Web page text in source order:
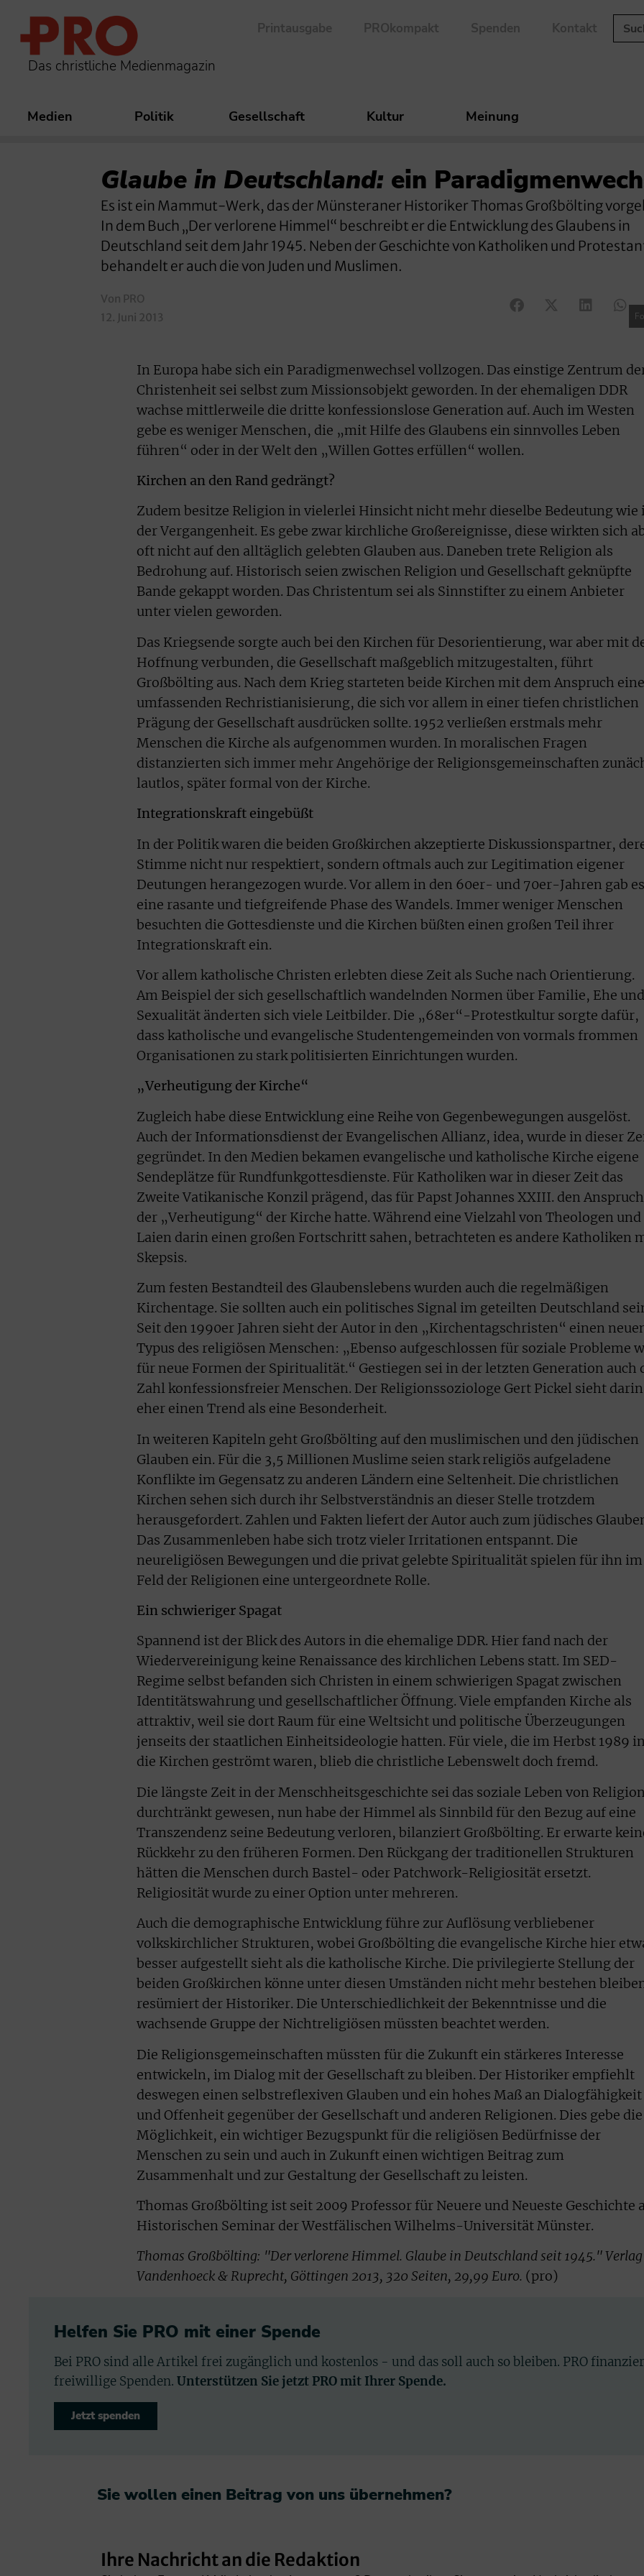
Das christliche Medienmagazin
Printausgabe PROkompakt Spenden Kontakt
Medien Politik Gesellschaft Kultur Meinung
Glaube in Deutschland: ein
Es ist ein Mammut-Werk, das der Münsteraner Historiker Thomas Großbölting
In dem Buch „Der verlorene Himmel“ beschreibt er die Entwicklung des Glaubens in
Deutschland seit dem Jahr 1945. Neben der Geschichte von Katholiken und
behandelt er auch die von Juden und Muslimen.
Von PRO
12. Juni 2013
In Europa habe sich ein Paradigmenwechsel vollzogen. Das einstige Zentrum
Christenheit sei selbst zum Missionsobjekt geworden. In der ehemaligen DDR
wachse mittlerweile die dritte konfessionslose Generation auf. Auch im Westen
gebe es weniger Menschen, die „mit Hilfe des Glaubens ein sinnvolles Leben
führen“ oder in der Welt den „Willen Gottes erfüllen“ wollen.
Kirchen an den Rand gedrängt?
Zudem besitze Religion in vielerlei Hinsicht nicht mehr dieselbe Bedeutung wie
der Vergangenheit. Es gebe zwar kirchliche Großereignisse, diese wirkten sich
oft nicht auf den alltäglich gelebten Glauben aus. Daneben trete Religion als
Bedrohung auf. Historisch seien zwischen Religion und Gesellschaft geknüpfte
Bande gekappt worden. Das Christentum sei als Sinnstifter zu einem Anbieter
unter vielen geworden.
Das Kriegsende sorgte auch bei den Kirchen für Desorientierung, war aber mit
Hoffnung verbunden, die Gesellschaft maßgeblich mitzugestalten, führt
Großbölting aus. Nach dem Krieg starteten beide Kirchen mit dem Anspruch
umfassenden Rechristianisierung, die sich vor allem in einer tiefen christlichen
Prägung der Gesellschaft ausdrücken sollte. 1952 verließen erstmals mehr
Menschen die Kirche als aufgenommen wurden. In moralischen Fragen
distanzierten sich immer mehr Angehörige der Religionsgemeinschaften
lautlos, später formal von der Kirche.
Integrationskraft eingebüßt
In der Politik waren die beiden Großkirchen akzeptierte Diskussionspartner,
Stimme nicht nur respektiert, sondern oftmals auch zur Legitimation eigener
Deutungen herangezogen wurde. Vor allem in den 60er- und 70er-Jahren gab es
eine rasante und tiefgreifende Phase des Wandels. Immer weniger Menschen
besuchten die Gottesdienste und die Kirchen büßten einen großen Teil ihrer
Integrationskraft ein.
Vor allem katholische Christen erlebten diese Zeit als Suche nach Orientierung.
Am Beispiel der sich gesellschaftlich wandelnden Normen über Familie, Ehe und
Sexualität änderten sich viele Leitbilder. Die „68er“-Protestkultur sorgte dafür,
dass katholische und evangelische Studentengemeinden von vormals frommen
Organisationen zu stark politisierten Einrichtungen wurden.
„Verheutigung der Kirche“
Zugleich habe diese Entwicklung eine Reihe von Gegenbewegungen ausgelöst.
Auch der Informationsdienst der Evangelischen Allianz, idea, wurde in dieser
gegründet. In den Medien bekamen evangelische und katholische Kirche eigene
Sendeplätze für Rundfunkgottesdienste. Für Katholiken war in dieser Zeit das
Zweite Vatikanische Konzil prägend, das für Papst Johannes XXIII. den Anspruch
der „Verheutigung“ der Kirche hatte. Während eine Vielzahl von Theologen und
Laien darin einen großen Fortschritt sahen, betrachteten es andere Katholiken
Skepsis.
Zum festen Bestandteil des Glaubenslebens wurden auch die regelmäßigen
Kirchentage. Sie sollten auch ein politisches Signal im geteilten Deutschland
Seit den 1990er Jahren sieht der Autor in den „Kirchentagschristen“ einen
Typus des religiösen Menschen: „Ebenso aufgeschlossen für soziale Probleme
für neue Formen der Spiritualität.“ Gestiegen sei in der letzten Generation auch
Zahl konfessionsfreier Menschen. Der Religionssoziologe Gert Pickel sieht darin
eher einen Trend als eine Besonderheit.
In weiteren Kapiteln geht Großbölting auf den muslimischen und den jüdischen
Glauben ein. Für die 3,5 Millionen Muslime seien stark religiös aufgeladene
Konflikte im Gegensatz zu anderen Ländern eine Seltenheit. Die christlichen
Kirchen sehen sich durch ihr Selbstverständnis an dieser Stelle trotzdem
herausgefordert. Zahlen und Fakten liefert der Autor auch zum jüdisches
Das Zusammenleben habe sich trotz vieler Irritationen entspannt. Die
neureligiösen Bewegungen und die privat gelebte Spiritualität spielen für ihn im
Feld der Religionen eine untergeordnete Rolle.
Ein schwieriger Spagat
Spannend ist der Blick des Autors in die ehemalige DDR. Hier fand nach der
Wiedervereinigung keine Renaissance des kirchlichen Lebens statt. Im SED-
Regime selbst befanden sich Christen in einem schwierigen Spagat zwischen
Identitätswahrung und gesellschaftlicher Öffnung. Viele empfanden Kirche als
attraktiv, weil sie dort Raum für eine Weltsicht und politische Überzeugungen
jenseits der staatlichen Einheitsideologie hatten. Für viele, die im Herbst 1989 in
die Kirchen geströmt waren, blieb die christliche Lebenswelt doch fremd.
Die längste Zeit in der Menschheitsgeschichte sei das soziale Leben von Religion
durchtränkt gewesen, nun habe der Himmel als Sinnbild für den Bezug auf eine
Transzendenz seine Bedeutung verloren, bilanziert Großbölting. Er erwarte
Rückkehr zu den früheren Formen. Den Rückgang der traditionellen Strukturen
hätten die Menschen durch Bastel- oder Patchwork-Religiosität ersetzt.
Religiosität wurde zu einer Option unter mehreren.
Auch die demographische Entwicklung führe zur Auflösung verbliebener
volkskirchlicher Strukturen, wobei Großbölting die evangelische Kirche hier
besser aufgestellt sieht als die katholische Kirche. Die privilegierte Stellung der
beiden Großkirchen könne unter diesen Umständen nicht mehr bestehen
resümiert der Historiker. Die Unterschiedlichkeit der Bekenntnisse und die
wachsende Gruppe der Nichtreligiösen müssten beachtet werden.
Die Religionsgemeinschaften müssten für die Zukunft ein stärkeres Interesse
entwickeln, im Dialog mit der Gesellschaft zu bleiben. Der Historiker empfiehlt
deswegen einen selbstreflexiven Glauben und ein hohes Maß an Dialogfähigkeit
und Offenheit gegenüber der Gesellschaft und anderen Religionen. Dies gebe die
Möglichkeit, ein wichtiger Bezugspunkt für die religiösen Bedürfnisse der
Menschen zu sein und auch in Zukunft einen wichtigen Beitrag zum
Zusammenhalt und zur Gestaltung der Gesellschaft zu leisten.
Thomas Großbölting ist seit 2009 Professor für Neuere und Neueste Geschichte
Historischen Seminar der Westfälischen Wilhelms-Universität Münster.
Thomas Großbölting: "Der verlorene Himmel. Glaube in Deutschland seit 1945." Verlag
Vandenhoeck & Ruprecht, Göttingen 2013, 320 Seiten, 29,99 Euro. (pro)
Helfen Sie PRO mit einer Spende
Bei PRO sind alle Artikel frei zugänglich und kostenlos - und das soll auch so bleiben. PRO
freiwillige Spenden. Unterstützen Sie jetzt PRO mit Ihrer Spende.
Jetzt spenden
Sie wollen einen Beitrag von uns übernehmen?​
Ihre Nachricht an die Redaktion